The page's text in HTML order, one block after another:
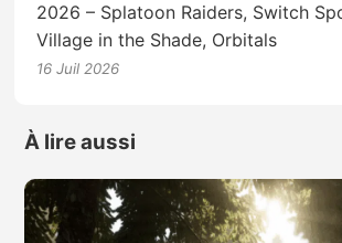
2026 – Splatoon Raiders, Switch
Village in the Shade, Orbitals
16 Juil 2026
À lire aussi